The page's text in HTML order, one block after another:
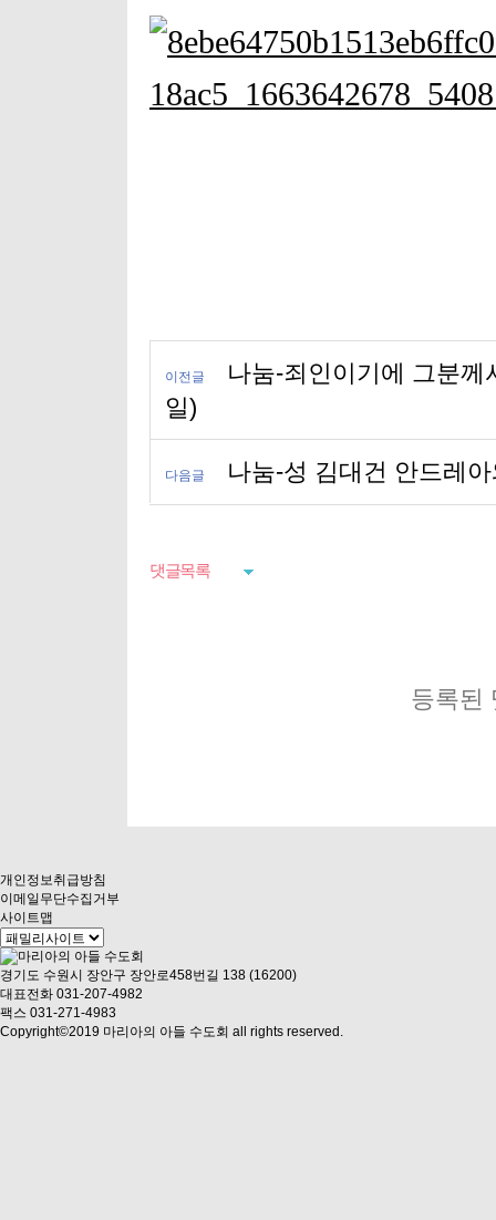
이전글
나눔-죄인이기에 그분
일)
다음글 나눔-성 김대건 안드레
댓글목록
등록된
개인정보취급방침
이메일무단수집거부
사이트맵
경기도 수원시 장안구 장안로458번길 138 (16200)
대표전화 031-207-4982
팩스 031-271-4983
Copyright©2019 마리아의 아들 수도회 all rights reserved.